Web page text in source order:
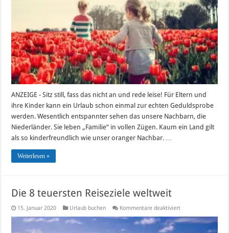
die
Ferien
im
Oranjeland
so
entspannt
macht
ANZEIGE - Sitz still, fass das nicht an und rede leise! Für Eltern und
ihre Kinder kann ein Urlaub schon einmal zur echten Geduldsprobe
werden. Wesentlich entspannter sehen das unsere Nachbarn, die
Niederländer. Sie leben „Familie“ in vollen Zügen. Kaum ein Land gilt
als so kinderfreundlich wie unser oranger Nachbar. …
Weiterlesen »
Die 8 teuersten Reiseziele weltweit
15. Januar 2020 Urlaub buchen Kommentare deaktiviertfür
8